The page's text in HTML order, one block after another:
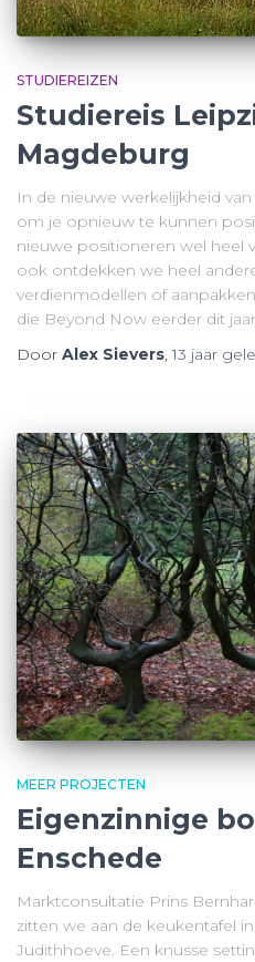
STUDIEREIZEN
Studiereis
Magdeburg
In de nieuwe werkelijkheid
om je opnieuw te kunnen
nieuwe positioneren wel heel
ook ontdekken we heel
verdienmodellen of
die Beyond Now eerder dit
Door Alex Sievers,13 jaar
MEER PROJECTEN
Eigenzinnige
Enschede
Marktconsultatie Prins
zitten we aan de keukentafel
Judithhoeve. Een knusse